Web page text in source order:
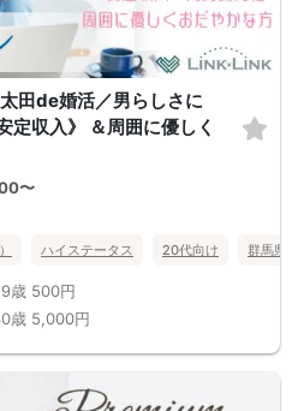
田de婚活／男らしさに
収入》 ＆周囲に優しく
〜
ハイステータス 20代向け 群馬県
歳 500円
歳 5,000円